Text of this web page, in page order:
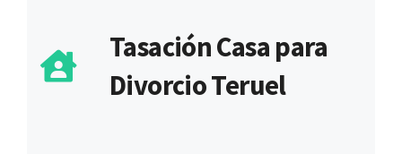
Tasación Casa para
Divorcio Teruel